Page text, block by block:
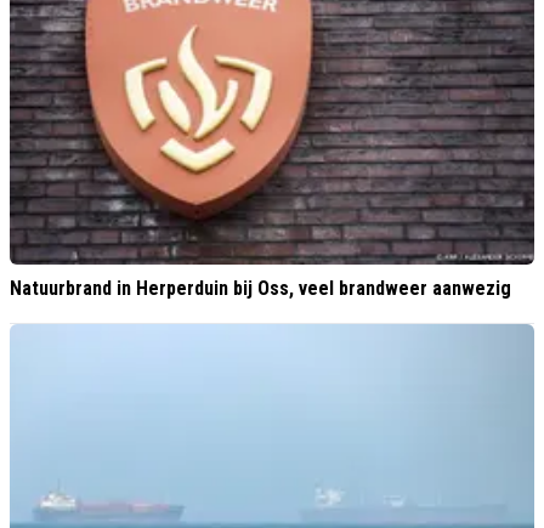
Natuurbrand in Herperduin bij Oss, veel brandweer aanwezig